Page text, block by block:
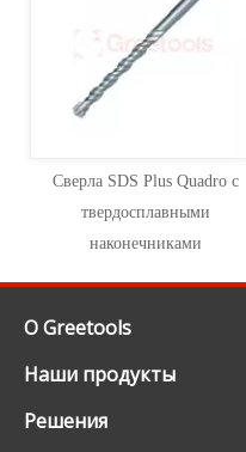
Сверла SDS Plus Quadro с
твердосплавными
наконечниками
О Greetools
Наши продукты
Решения